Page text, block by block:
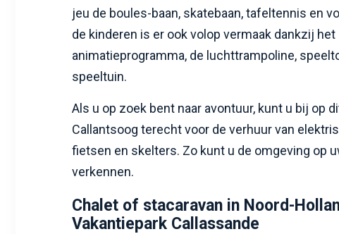
jeu de boules-baan, skatebaan, tafeltennis en
de kinderen is er ook volop vermaak dankzij het
animatieprogramma, de luchttrampoline,
speeltuin.
Als u op zoek bent naar avontuur, kunt u bij op
Callantsoog terecht voor de verhuur van
fietsen en skelters. Zo kunt u de omgeving op
verkennen.
Chalet of stacaravan in Noord-
Vakantiepark Callassande